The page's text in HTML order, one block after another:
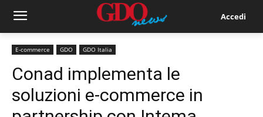
Accedi
E-commerce GDO GDO Italia
Conad implementa le
soluzioni e-commerce in